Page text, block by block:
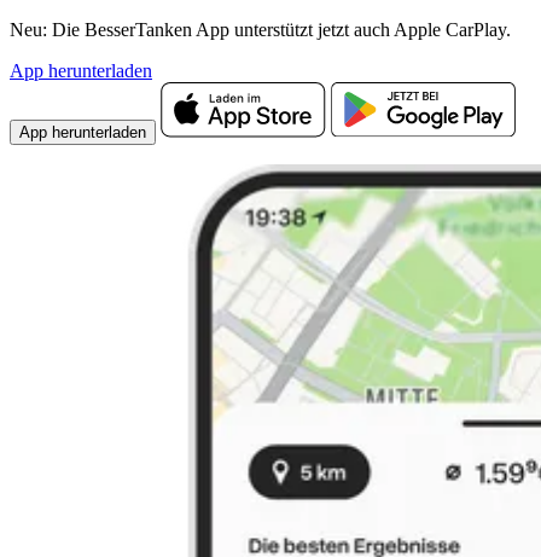
Neu: Die BesserTanken App unterstützt jetzt auch Apple CarPlay.
App herunterladen
App herunterladen